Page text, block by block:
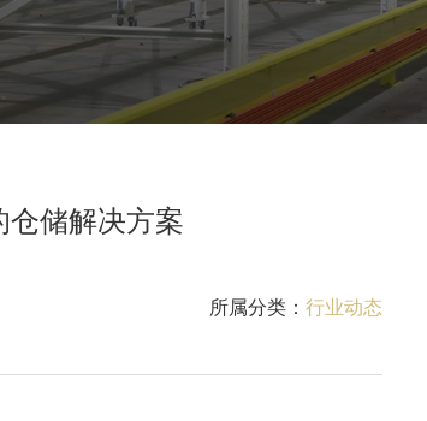
仓储解决方案
所属分类： 行业动态